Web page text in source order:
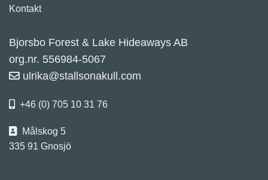
Kontakt
Bjorsbo Forest & Lake Hideaways AB
org.nr. 556984-5067
ulrika@stallsonakull.com
+46 (0) 705 10 31 76
Målskog 5
335 91 Gnosjö